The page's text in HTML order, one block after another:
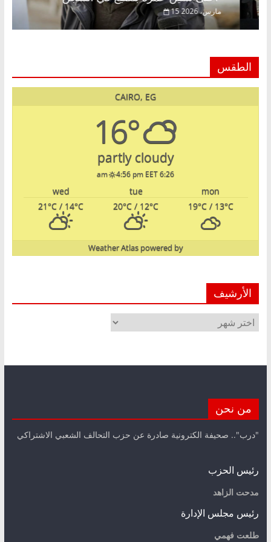
15 مارس، 2026
الطقس
CAIRO, EG
16°
partly cloudy
6:26 am
4:56 pm EET
mon
tue
wed
19°C/ 13°C
20°C / 12°C
21°C / 14°C
powered by
Weather Atlas
الأرشيف
الأرشيف
من نحن
"درب".. صحيفة الكترونية صادرة عن حزب التحالف الشعبي الاشتراكي
رئيس الحزب
مدحت الزاهد
رئيس مجلس الإدارة
طلعت فهمي